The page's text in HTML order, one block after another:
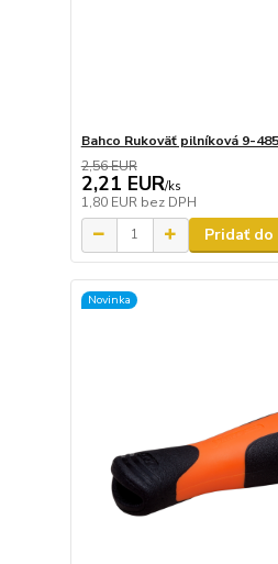
Bahco Rukoväť pilníková 9-
2,56 EUR
2,21 EUR/ks
1,80 EUR bez DPH
Pridať do
Novinka